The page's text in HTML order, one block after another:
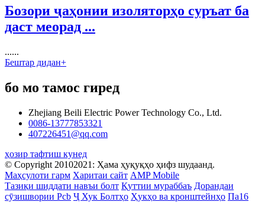
Бозори ҷаҳонии изоляторҳо суръат ба
даст меорад ...
......
Бештар дидан+
бо мо тамос гиред
Zhejiang Beili Electric Power Technology Co., Ltd.
0086-13777853321
407226451@qq.com
ҳозир тафтиш кунед
© Copyright 20102021: Ҳама ҳуқуқҳо ҳифз шудаанд.
Маҳсулоти гарм Харитаи сайт AMP Mobile
Тазиқи шиддати навъи болт Қуттии мураббаъ Дорандаи
сӯзишвории Pcb Ҷ Хук Болтҳо Ҳукҳо ва кронштейнҳо Па16